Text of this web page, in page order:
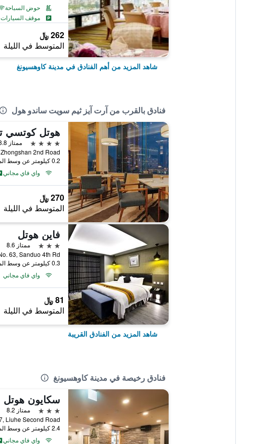
حوض السباحة
موقف السيارات
262 ﷼
المتوسط في الليلة
شاهد المزيد من أهم الفنادق في مدينة كاوهسيونغ
فنادق بالقرب من آرت آيز ثيم سويت ساندو هول
4 نجوم
ممتاز 8.8
0.2 كيلومتر عن وسط المدينة
واي فاي مجاني
270 ﷼
المتوسط في الليلة
فاين هوتل
3 نجوم
ممتاز 8.6
0.3 كيلومتر عن وسط المدينة
واي فاي مجاني
81 ﷼
المتوسط في الليلة
شاهد المزيد من الفنادق القريبة
فنادق رخيصة في مدينة كاوهسيونغ
سكايون هوتل
3 نجوم
ممتاز 8.2
2.4 كيلومتر عن وسط المدينة
واي فاي مجاني